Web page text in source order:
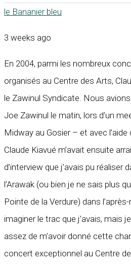
le Bananier bleu
3 weeks ago
En 2004, parmi les nombreux
organisés au Centre des Arts,
le Zawinul Syndicate. Nous
Joe Zawinul le matin, lors d’un
Midway au Gosier – et avec
Claude Kiavué m’avait ensuite
d’interview que j’avais pu réaliser
l’Arawak (ou bien je ne sais plus
Pointe de la Verdure) dans
imaginer le trac que j’avais, mais
assez de m’avoir donné cette
concert exceptionnel au Centre